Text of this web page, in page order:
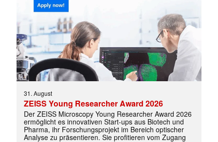
31. August
ZEISS Young Researcher Award 2026
Der ZEISS Microscopy Young Researcher Award 2026
ermöglicht es innovativen Start-ups aus Biotech und
Pharma, ihr Forschungsprojekt im Bereich optischer
Analyse zu präsentieren. Sie profitieren vom Zugang